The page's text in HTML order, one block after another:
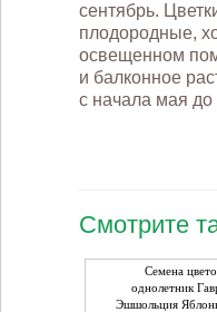
сентябрь.
плодородные,
освещенном
и балконное
с начала мая до
Смотрите
Семена
однолетник
Эшшольция